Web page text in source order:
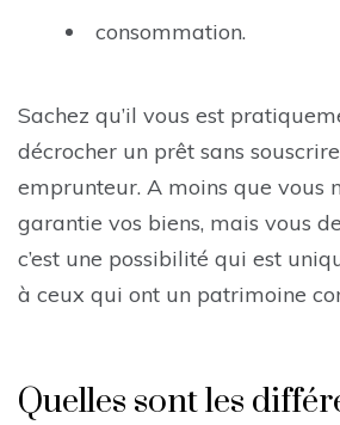
consommation.
Sachez qu’il vous est
décrocher un prêt sans
emprunteur. A moins que vous
garantie vos biens, mais vous
c’est une possibilité qui est
à ceux qui ont un patrimoine
Quelles sont les